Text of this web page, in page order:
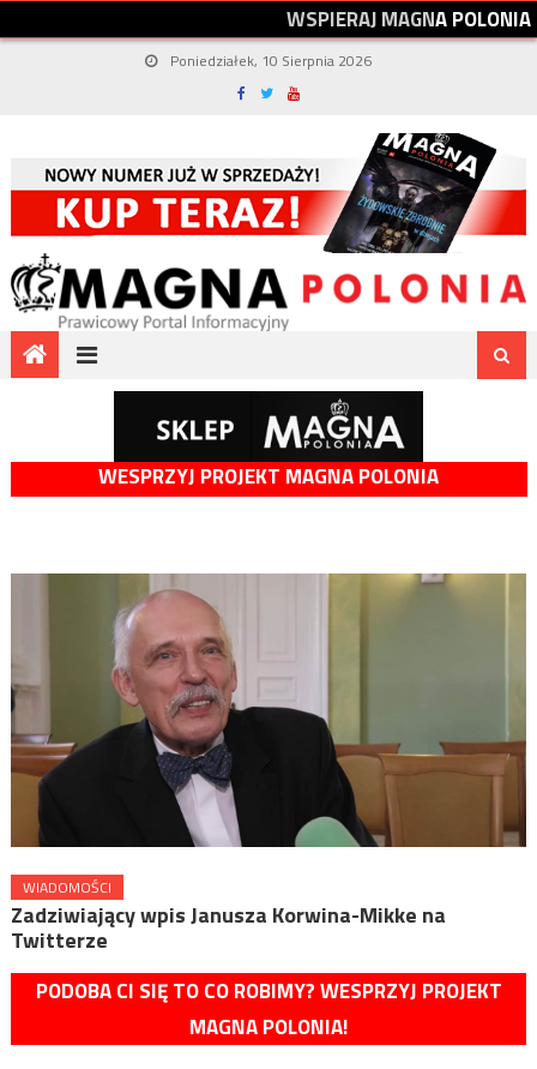
WSPIERAJMAGNAPOLONIA
Poniedziałek, 10 Sierpnia 2026
WESPRZYJ PROJEKT MAGNA POLONIA
WIADOMOŚCI
Zadziwiający wpis Janusza Korwina-Mikke na
Twitterze
PODOBA CI SIĘ TO CO ROBIMY? WESPRZYJ PROJEKT
MAGNA POLONIA!